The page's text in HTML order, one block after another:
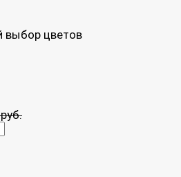
выбор цветов